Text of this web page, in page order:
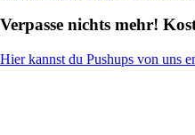
Verpasse nichts mehr!
Hier kannst du Pushups von uns